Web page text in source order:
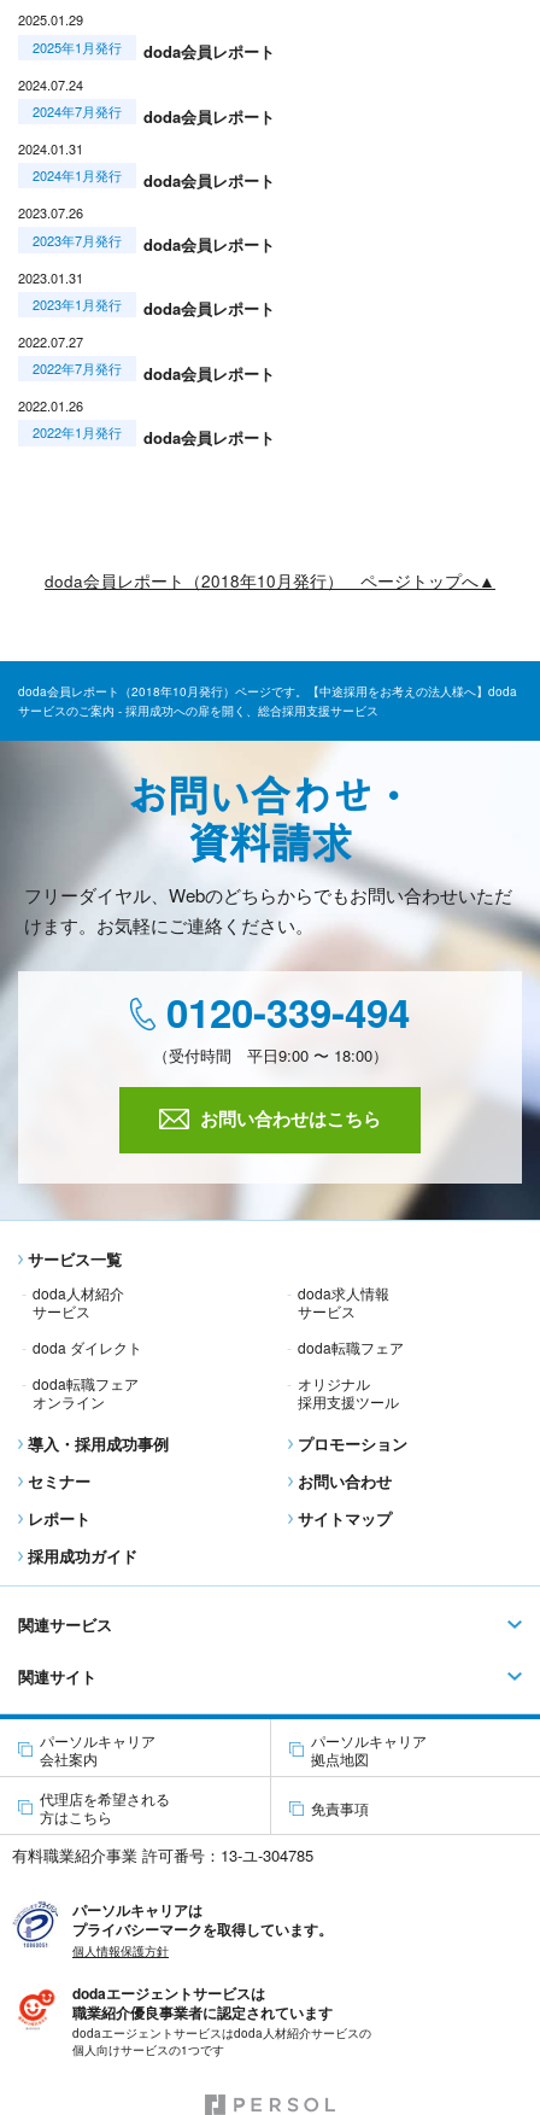
2025.01.29
2025年1月発行
doda会員レポート
2024.07.24
2024年7月発行
doda会員レポート
2024.01.31
2024年1月発行
doda会員レポート
2023.07.26
2023年7月発行
doda会員レポート
2023.01.31
2023年1月発行
doda会員レポート
2022.07.27
2022年7月発行
doda会員レポート
2022.01.26
2022年1月発行
doda会員レポート
doda会員レポート（2018年10月発行） ページトップへ▲
doda会員レポート（2018年10月発行）ページです。【中途採用をお考えの法人様へ】doda
サービスのご案内 - 採用成功への扉を開く、総合採用支援サービス
お問い合わせ・
資料請求
フリーダイヤル、Webのどちらからでもお問い合わせいただ
けます。お気軽にご連絡ください。
0120-339-494
（受付時間 平日9:00 〜 18:00）
お問い合わせはこちら
サービス一覧
doda人材紹介
サービス
doda求人情報
サービス
doda ダイレクト
doda転職フェア
doda転職フェア
オンライン
オリジナル
採用支援ツール
導入・採用成功事例
セミナー
レポート
採用成功ガイド
プロモーション
お問い合わせ
サイトマップ
関連サービス
関連サイト
パーソルキャリア
会社案内
パーソルキャリア
拠点地図
代理店を希望される
方はこちら
免責事項
有料職業紹介事業 許可番号：13-ユ-304785
パーソルキャリアは
プライバシーマークを取得しています。
個人情報保護方針
dodaエージェントサービスは
職業紹介優良事業者に認定されています
dodaエージェントサービスはdoda人材紹介サービスの
個人向けサービスの1つです